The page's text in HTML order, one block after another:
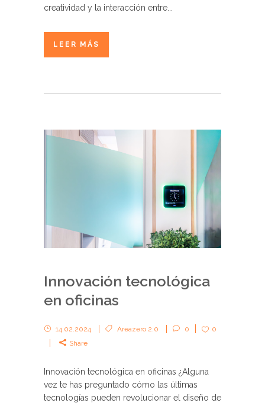
creatividad y la interacción entre...
LEER MÁS
Innovación tecnológica
en oficinas
14.02.2024 Areazero 2.0 0
0
Share
Innovación tecnológica en oficinas ¿Alguna
vez te has preguntado cómo las últimas
tecnologías pueden revolucionar el diseño de